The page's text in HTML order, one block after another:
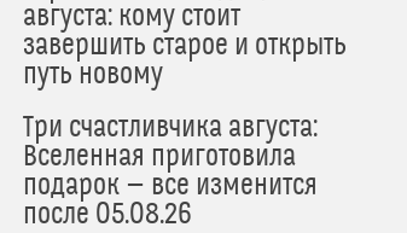
августа: кому стоит
завершить старое и открыть
путь новому
Три счастливчика августа:
Вселенная приготовила
подарок — все изменится
после 05.08.26